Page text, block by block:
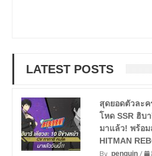
LATEST POSTS
สุดยอดตัวละ
โหด SSR ฮิบ
มาแล้ว! พร้อ
HITMAN
By penguin/